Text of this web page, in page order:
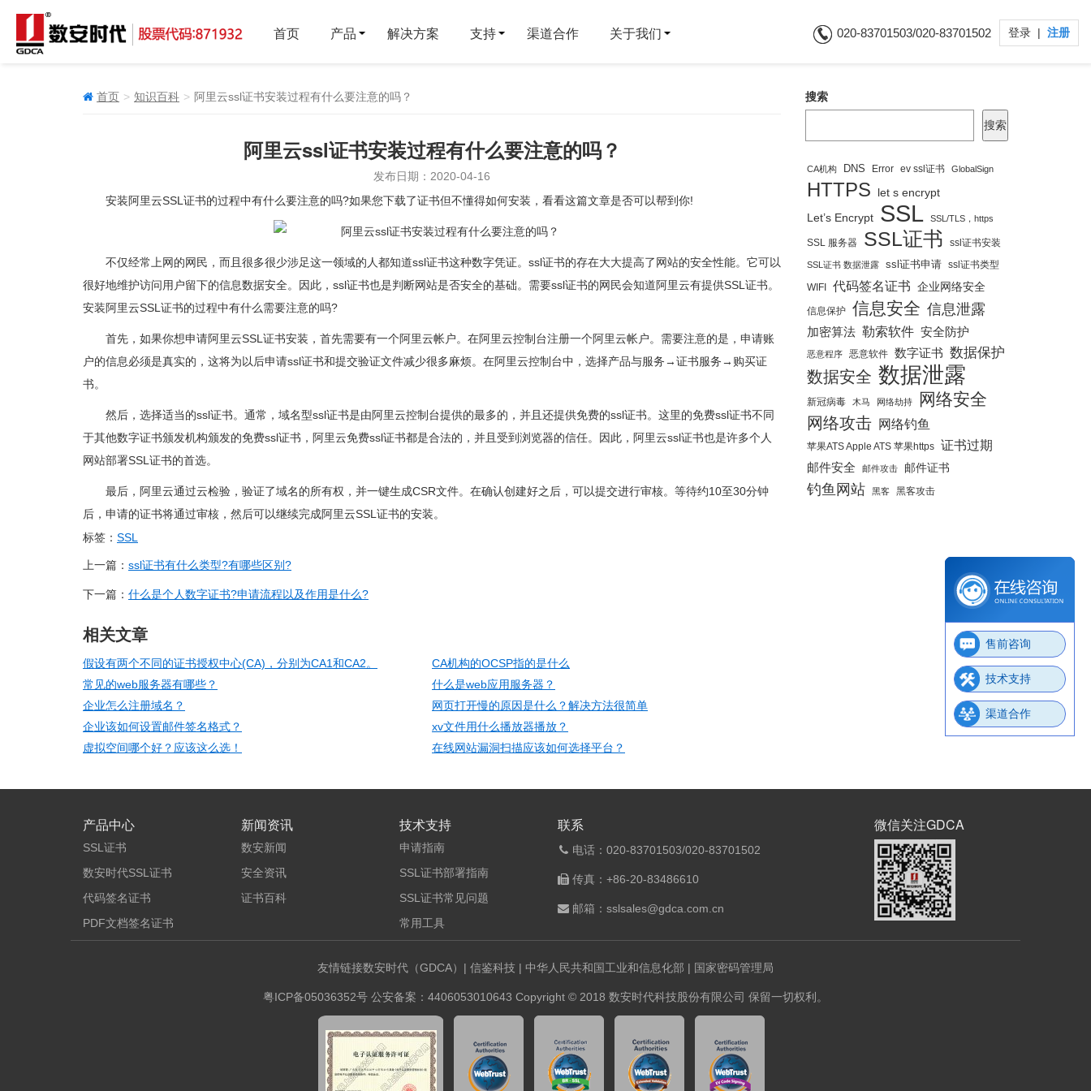
售前咨询
技术支持
渠道合作
首页 产品 解决方案 支持 渠道合作 关于我们 020-83701503/020-83701502 登录 | 注册
首页 知识百科 阿里云ssl证书安装过程有什么要注意的吗？
阿里云ssl证书安装过程有什么要注意的吗？
发布日期：2020-04-16
安装阿里云SSL证书的过程中有什么要注意的吗?如果您下载了证书但不懂得如何安装，看看这篇文章是否可以帮到你!
不仅经常上网的网民，而且很多很少涉足这一领域的人都知道ssl证书这种数字凭证。ssl证书的存在大大提高了网站的安全性能。它可以
很好地维护访问用户留下的信息数据安全。因此，ssl证书也是判断网站是否安全的基础。需要ssl证书的网民会知道阿里云有提供SSL证书。
安装阿里云SSL证书的过程中有什么需要注意的吗?
首先，如果你想申请阿里云SSL证书安装，首先需要有一个阿里云帐户。在阿里云控制台注册一个阿里云帐户。需要注意的是，申请账
户的信息必须是真实的，这将为以后申请ssl证书和提交验证文件减少很多麻烦。在阿里云控制台中，选择产品与服务→证书服务→购买证
书。
然后，选择适当的ssl证书。通常，域名型ssl证书是由阿里云控制台提供的最多的，并且还提供免费的ssl证书。这里的免费ssl证书不同
于其他数字证书颁发机构颁发的免费ssl证书，阿里云免费ssl证书都是合法的，并且受到浏览器的信任。因此，阿里云ssl证书也是许多个人
网站部署SSL证书的首选。
最后，阿里云通过云检验，验证了域名的所有权，并一键生成CSR文件。在确认创建好之后，可以提交进行审核。等待约10至30分钟
后，申请的证书将通过审核，然后可以继续完成阿里云SSL证书的安装。
标签： SSL
上一篇： ssl证书有什么类型?有哪些区别?
下一篇： 什么是个人数字证书?申请流程以及作用是什么?
相关文章
假设有两个不同的证书授权中心(CA)，分别为CA1和CA2。
CA机构的OCSP指的是什么
常见的web服务器有哪些？
什么是web应用服务器？
企业怎么注册域名？
网页打开慢的原因是什么？解决方法很简单
企业该如何设置邮件签名格式？
xv文件用什么播放器播放？
虚拟空间哪个好？应该这么选！
在线网站漏洞扫描应该如何选择平台？
搜索
搜索
CA机构 DNS Error ev ssl证书 GlobalSign
HTTPS
let s encrypt
Let’s Encrypt SSL SSL/TLS，https
SSL 服务器 SSL证书 ssl证书安装
SSL证书 数据泄露 ssl证书申请 ssl证书类型
WIFI 代码签名证书 企业网络安全
信息保护 信息安全 信息泄露
加密算法 勒索软件 安全防护
恶意程序 恶意软件 数字证书 数据保护
数据安全 数据泄露
新冠病毒 木马 网络劫持 网络安全
网络攻击 网络钓鱼
苹果ATS Apple ATS 苹果https
证书过期
邮件安全
邮件攻击 邮件证书
钓鱼网站 黑客 黑客攻击
产品中心
SSL证书
数安时代SSL证书
代码签名证书
PDF文档签名证书
新闻资讯
数安新闻
安全资讯
证书百科
技术支持
申请指南
SSL证书部署指南
SSL证书常见问题
常用工具
联系
电话：020-83701503/020-83701502
传真：+86-20-83486610
邮箱：sslsales@gdca.com.cn
微信关注GDCA
友情链接数安时代（GDCA） | 信鉴科技 | 中华人民共和国工业和信息化部 | 国家密码管理局
粤ICP备05036352号 公安备案：4406053010643 Copyright © 2018 数安时代科技股份有限公司 保留一切权利。